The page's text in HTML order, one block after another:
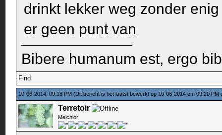
drinkt lekker weg zonder
er geen punt van
Bibere humanum est, ergo
Find
10-06-2014, 09:18 PM(Dit bericht is het laatst bewerkt op 10-06-2014 om 09:20 PM
Terretoir
Melchior